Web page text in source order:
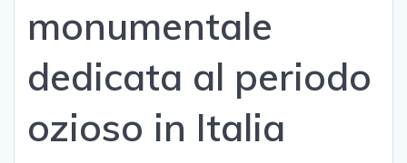
monumentale
dedicata al periodo
ozioso in Italia